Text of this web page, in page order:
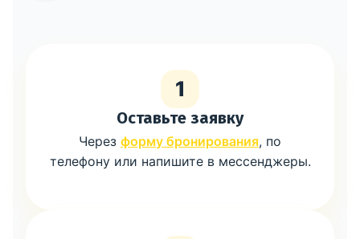
1
Оставьте заявку
Через форму бронирования, по
телефону или напишите в мессенджеры.